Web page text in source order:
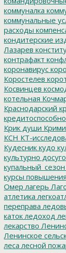
коммуналка
коммунальные
расходы
кондитерские
Лазарев
контрафакт
коронавирус
Коростелев
Косвинцев
котельная
Краснодарский
Крик души
КСН КТ-
Кудесник кудо
культурно
купальный_сезон
курсы
Омер лагерь
атлетика
переправа
каток ледоход
лекарство
Ленинское
леса лесной